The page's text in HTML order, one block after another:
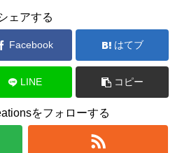
ェアする
Facebook はてブ
LINE コピー
をフォローする